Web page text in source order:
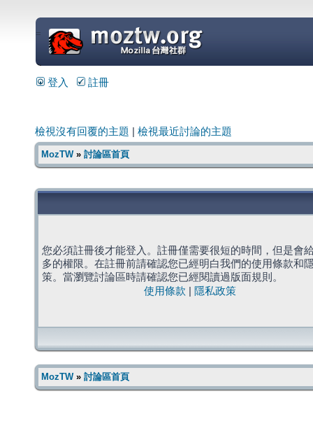
=
登入 註冊
檢視沒有回覆的主題 檢視最近討論的主題
MozTW» 討論區首頁
您必須註冊後才能登入。註冊僅需要很短的時間，但是會
多的權限。在註冊前請確認您已經明白我們的使用條款和
策。當瀏覽討論區時請確認您已經閱讀過版面規則。
使用條款
隱私政策
MozTW» 討論區首頁